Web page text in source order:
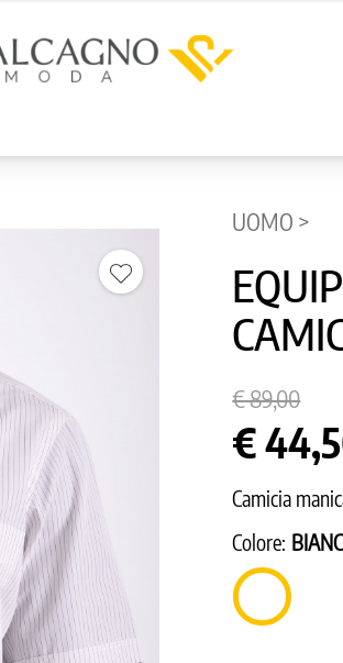
UOMO >
€ 89,00
€
Camicia
Colore:
BIANCO